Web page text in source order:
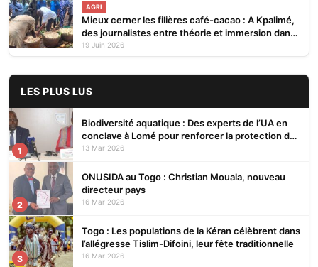
AGRI
Mieux cerner les filières café-cacao : A Kpalimé,
des journalistes entre théorie et immersion dans
des plantations
19 Juin 2026
LES PLUS LUS
1
Biodiversité aquatique : Des experts de l’UA en
conclave à Lomé pour renforcer la protection des
écosystèmes
13 Mar 2026
2
ONUSIDA au Togo : Christian Mouala, nouveau
directeur pays
16 Mar 2026
3
Togo : Les populations de la Kéran célèbrent dans
l’allégresse Tislim-Difoini, leur fête traditionnelle
16 Mar 2026